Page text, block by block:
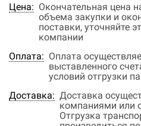
Цена: Окончательная цена
объема закупки и
поставки, уточняйте
компании
Оплата: Оплата
выставленного
условий отгрузки
Доставка: Доставка
компаниями или
Отгрузка